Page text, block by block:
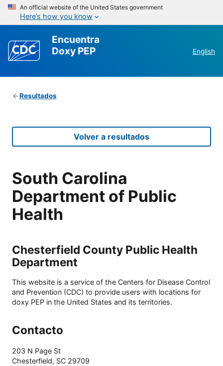
An official website of the United States government
Here’s how you know
Encuentra
Doxy PEP
English
Resultados
Volver a resultados
South Carolina
Department of Public
Health
Chesterfield County Public Health
Department
This website is a service of the Centers for Disease Control
and Prevention (CDC) to provide users with locations for
doxy PEP in the United States and its territories.
Contacto
203 N Page St
Chesterfield, SC 29709